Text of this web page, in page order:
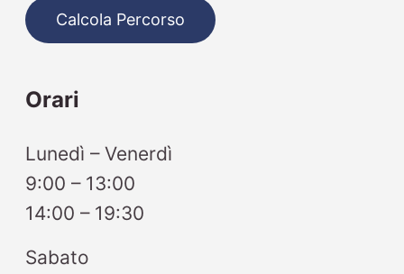
Calcola Percorso
Orari
Lunedì – Venerdì
9:00 – 13:00
14:00 – 19:30
Sabato